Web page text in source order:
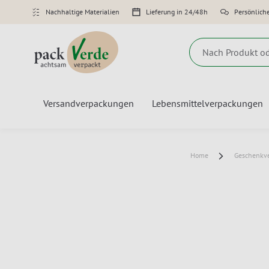
Nachhaltige Materialien Lieferung in 24/48h
Versandverpackungen Lebensmittelverpackungen
Home